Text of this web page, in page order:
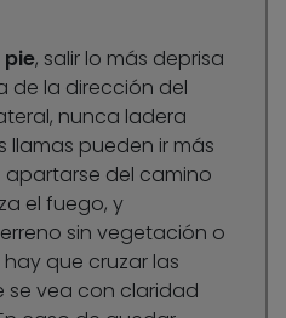
pie, salir lo más deprisa
de la dirección del
nunca ladera
llamas pueden ir más
apartarse del camino
el fuego, y
sin vegetación o
que cruzar las
se vea con claridad